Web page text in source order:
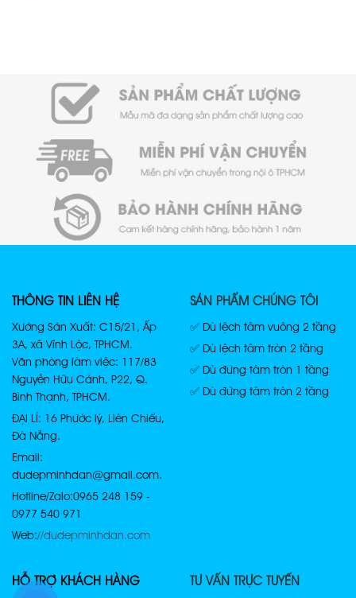
THÔNG TIN LIÊN HỆ
Xưởng Sản Xuất: C15/21, Ấp
3A, xã Vĩnh Lộc, TPHCM.
Văn phòng làm việc: 117/83
Nguyễn Hữu Cảnh, P22, Q.
Bình Thạnh, TPHCM.
ĐẠI LÍ: 16 Phước lý, Liên Chiểu,
Đà Nẵng.
Email:
dudepminhdan@gmail.com.
Hotline/Zalo: 0965 248 159 -
0977 540 971
Web://dudepminhdan.com
SẢN PHẨM CHÚNG TÔI
✅ Dù lệch tâm vuông 2 tầng
✅ Dù lệch tâm tròn 2 tầng
✅ Dù đứng tâm tròn 1 tầng
✅ Dù đứng tâm tròn 2 tầng
HỖ TRỢ KHÁCH HÀNG TƯ VẤN TRỰC TUYẾN